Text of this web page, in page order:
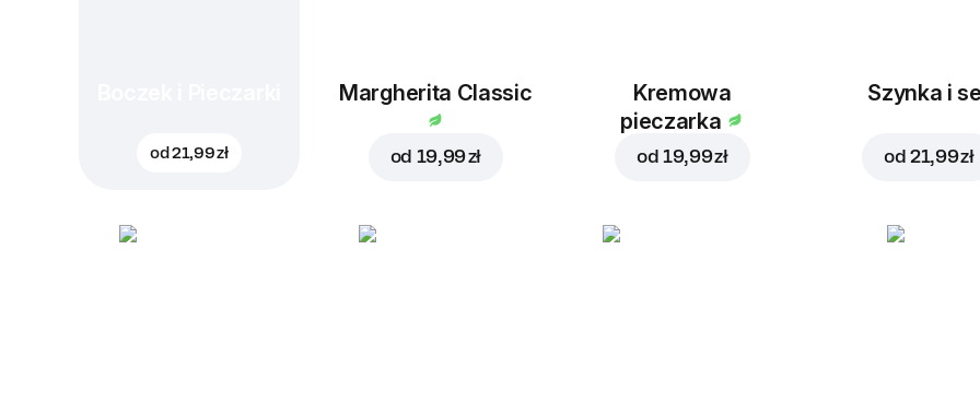
od21,99 zł
Margherita Classic
od 19,99 zł
Kremowa
pieczarka
od19,99 zł
Szynka i
od21,99 zł